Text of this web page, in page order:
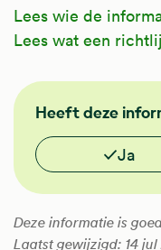
Lees wie de
Lees wat een
NHG
Heeft deze
Vond je dezeJa
Deze informatie is
Laatst gewijzigd: 14